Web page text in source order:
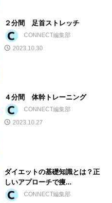
２分間 足首ストレッチ
CONNECT編集部
2023.10.30
４分間 体幹トレーニング
CONNECT編集部
2023.10.27
ダイエットの基礎知識とは？正
しいアプローチで痩...
CONNECT編集部